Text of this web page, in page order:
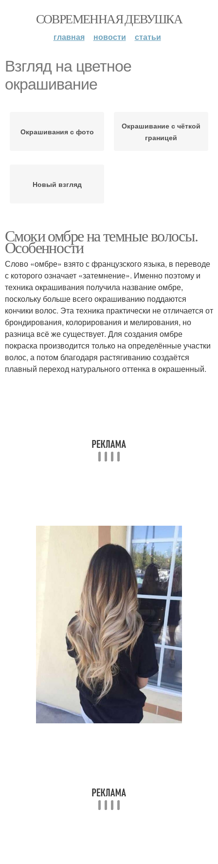
СОВРЕМЕННАЯ ДЕВУШКА
главная новости статьи
Взгляд на цветное
окрашивание
Окрашивания с фото
Окрашивание с чёткой
границей
Новый взгляд
Смоки омбре на темные волосы.
Особенности
Слово «омбре» взято с французского языка, в переводе
с которого означает «затемнение». Именно поэтому и
техника окрашивания получила название омбре,
поскольку больше всего окрашиванию поддаются
кончики волос. Эта техника практически не отличается от
брондирования, колорирования и мелирования, но
разница всё же существует. Для создания омбре
покраска производится только на определённые участки
волос, а потом благодаря растягиванию создаётся
плавный переход натурального оттенка в окрашенный.